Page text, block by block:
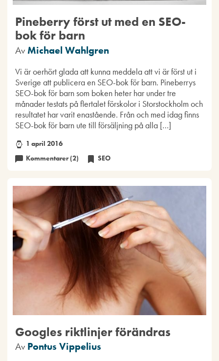
Pineberry först ut med en SEO-
bok för barn
Av Michael Wahlgren
Vi är oerhört glada att kunna meddela att vi är först ut i
Sverige att publicera en SEO-bok för barn. Pineberrys
SEO-bok för barn som boken heter har under tre
månader testats på flertalet förskolor i Storstockholm och
resultatet har varit enastående. Från och med idag finns
SEO-bok för barn ute till försäljning på alla […]
1 april 2016
Kommentarer (2)
SEO
Googles riktlinjer förändras
Av Pontus Vippelius